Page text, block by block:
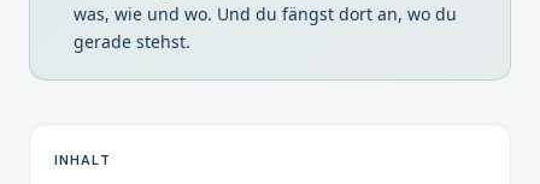
was, wie und wo. Und du fängst dort an, wo du
gerade stehst.
INHALT